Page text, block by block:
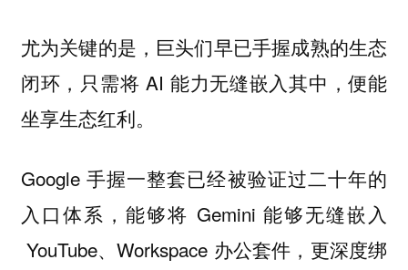
尤为关键的是，巨头们早已手握成熟的生态
闭环，只需将 AI 能力无缝嵌入其中，便能
坐享生态红利。
Google 手握一整套已经被验证过二十年的
入口体系，能够将 Gemini 能够无缝嵌入
YouTube、Workspace 办公套件，更深度绑